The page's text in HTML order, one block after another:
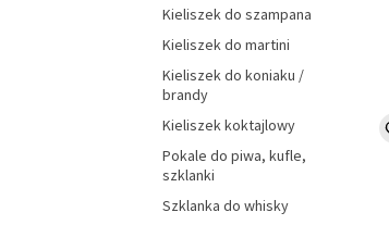
Kieliszek do szampana
Kieliszek do martini
Kieliszek do koniaku /
brandy
Kieliszek koktajlowy
Pokale do piwa, kufle,
szklanki
Szklanka do whisky